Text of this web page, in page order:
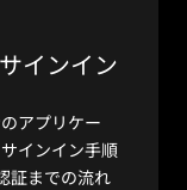
インイン
アプリケー
インイン手順
証までの流れ